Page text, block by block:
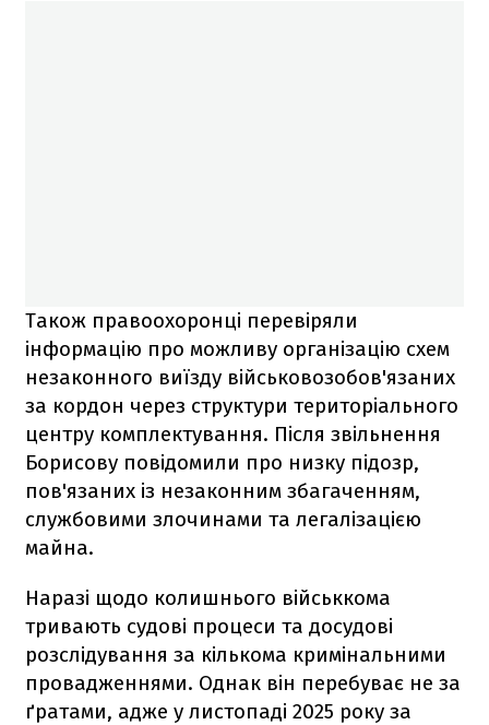
Також правоохоронці перевіряли
інформацію про можливу організацію схем
незаконного виїзду військовозобов'язаних
за кордон через структури територіального
центру комплектування. Після звільнення
Борисову повідомили про низку підозр,
пов'язаних із незаконним збагаченням,
службовими злочинами та легалізацією
майна.
Наразі щодо колишнього військкома
тривають судові процеси та досудові
розслідування за кількома кримінальними
провадженнями. Однак він перебуває не за
ґратами, адже у листопаді 2025 року за